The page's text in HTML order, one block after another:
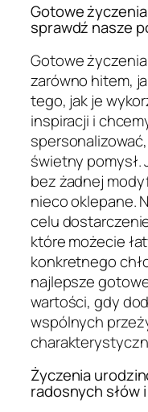
Gotowe
sprawdź nasze
Gotowe
zarówno hitem,
tego, jak je
inspiracji i
świetny pomysł.
bez żadnej
nieco oklepane.
celu
które możecie
konkretnego
najlepsze
wartości, gdy
wspólnych
Życzenia
radosnych słów